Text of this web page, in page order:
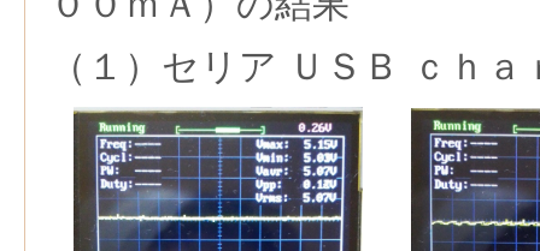
（１）セリア ＵＳＢ ｃｈａ